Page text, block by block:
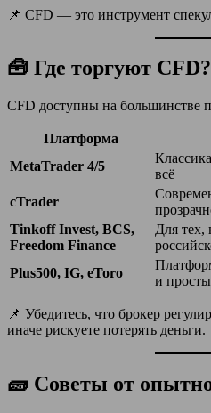
📌 CFD — это инструмент
🧰 Где торгуют CFD?
CFD доступны на большинстве
Платформа
MetaTrader 4/5
всё
cTrader
Tinkoff Invest, BCS,
Freedom Finance
Для тех,
Plus500, IG, eToro
и
📌 Убедитесь, что брокер
иначе рискуете потерять деньги.
🧱 Советы от